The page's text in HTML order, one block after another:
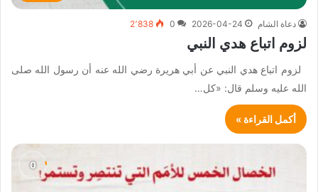
دعاة الشام 2026-04-24
0 2٬838
لزوم اتباع هدي النبي
لزوم اتباع هدي النبي عن أبي هريرة رضي الله عنه أن رسول الله صلى
الله عليه وسلم قال: «كل…
أكمل القراءة »